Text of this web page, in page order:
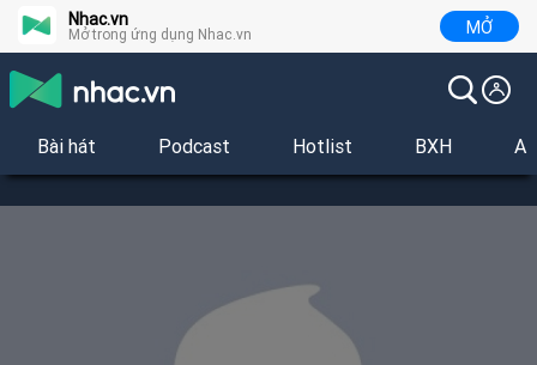
Nhac.vn
Mở trong ứng dụng Nhac.vn MỞ
Bài hát Podcast Hotlist BXH